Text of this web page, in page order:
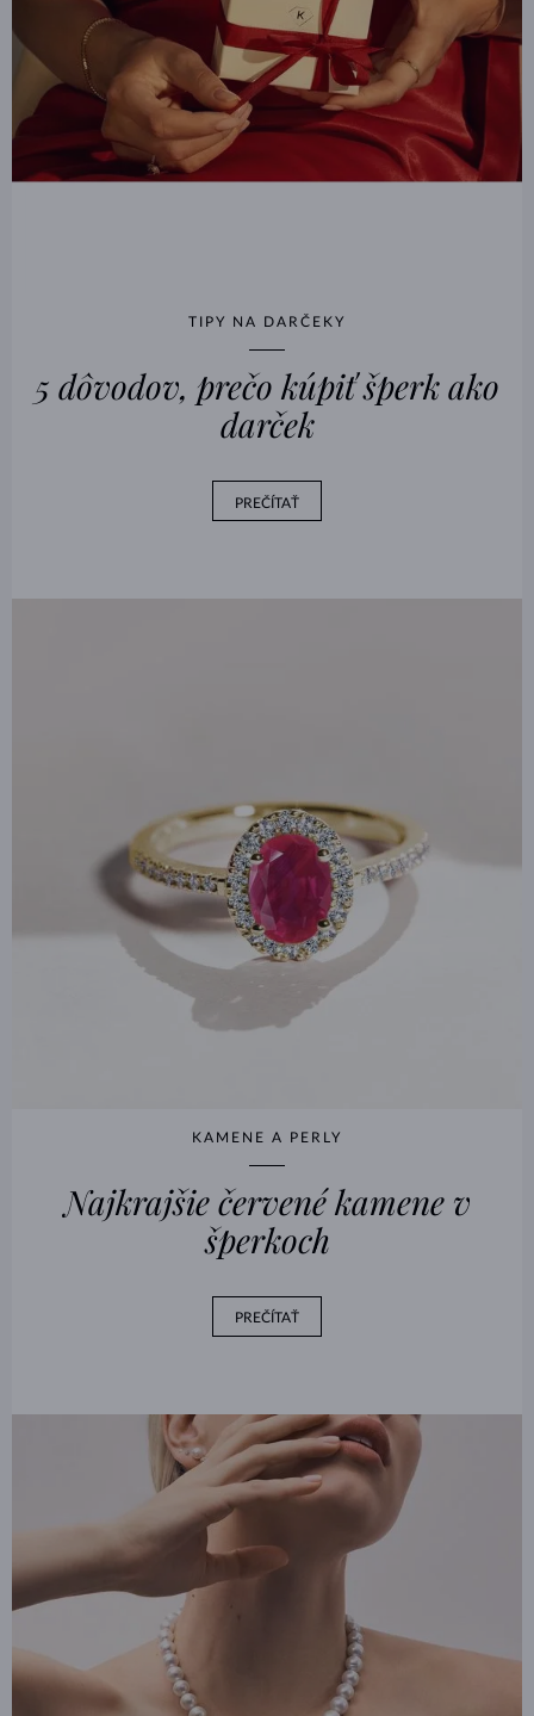
TIPY NA DARČEKY
5 dôvodov, prečo kúpiť šperk ako
darček
PREČÍTAŤ
KAMENE A PERLY
Najkrajšie červené kamene v
šperkoch
PREČÍTAŤ